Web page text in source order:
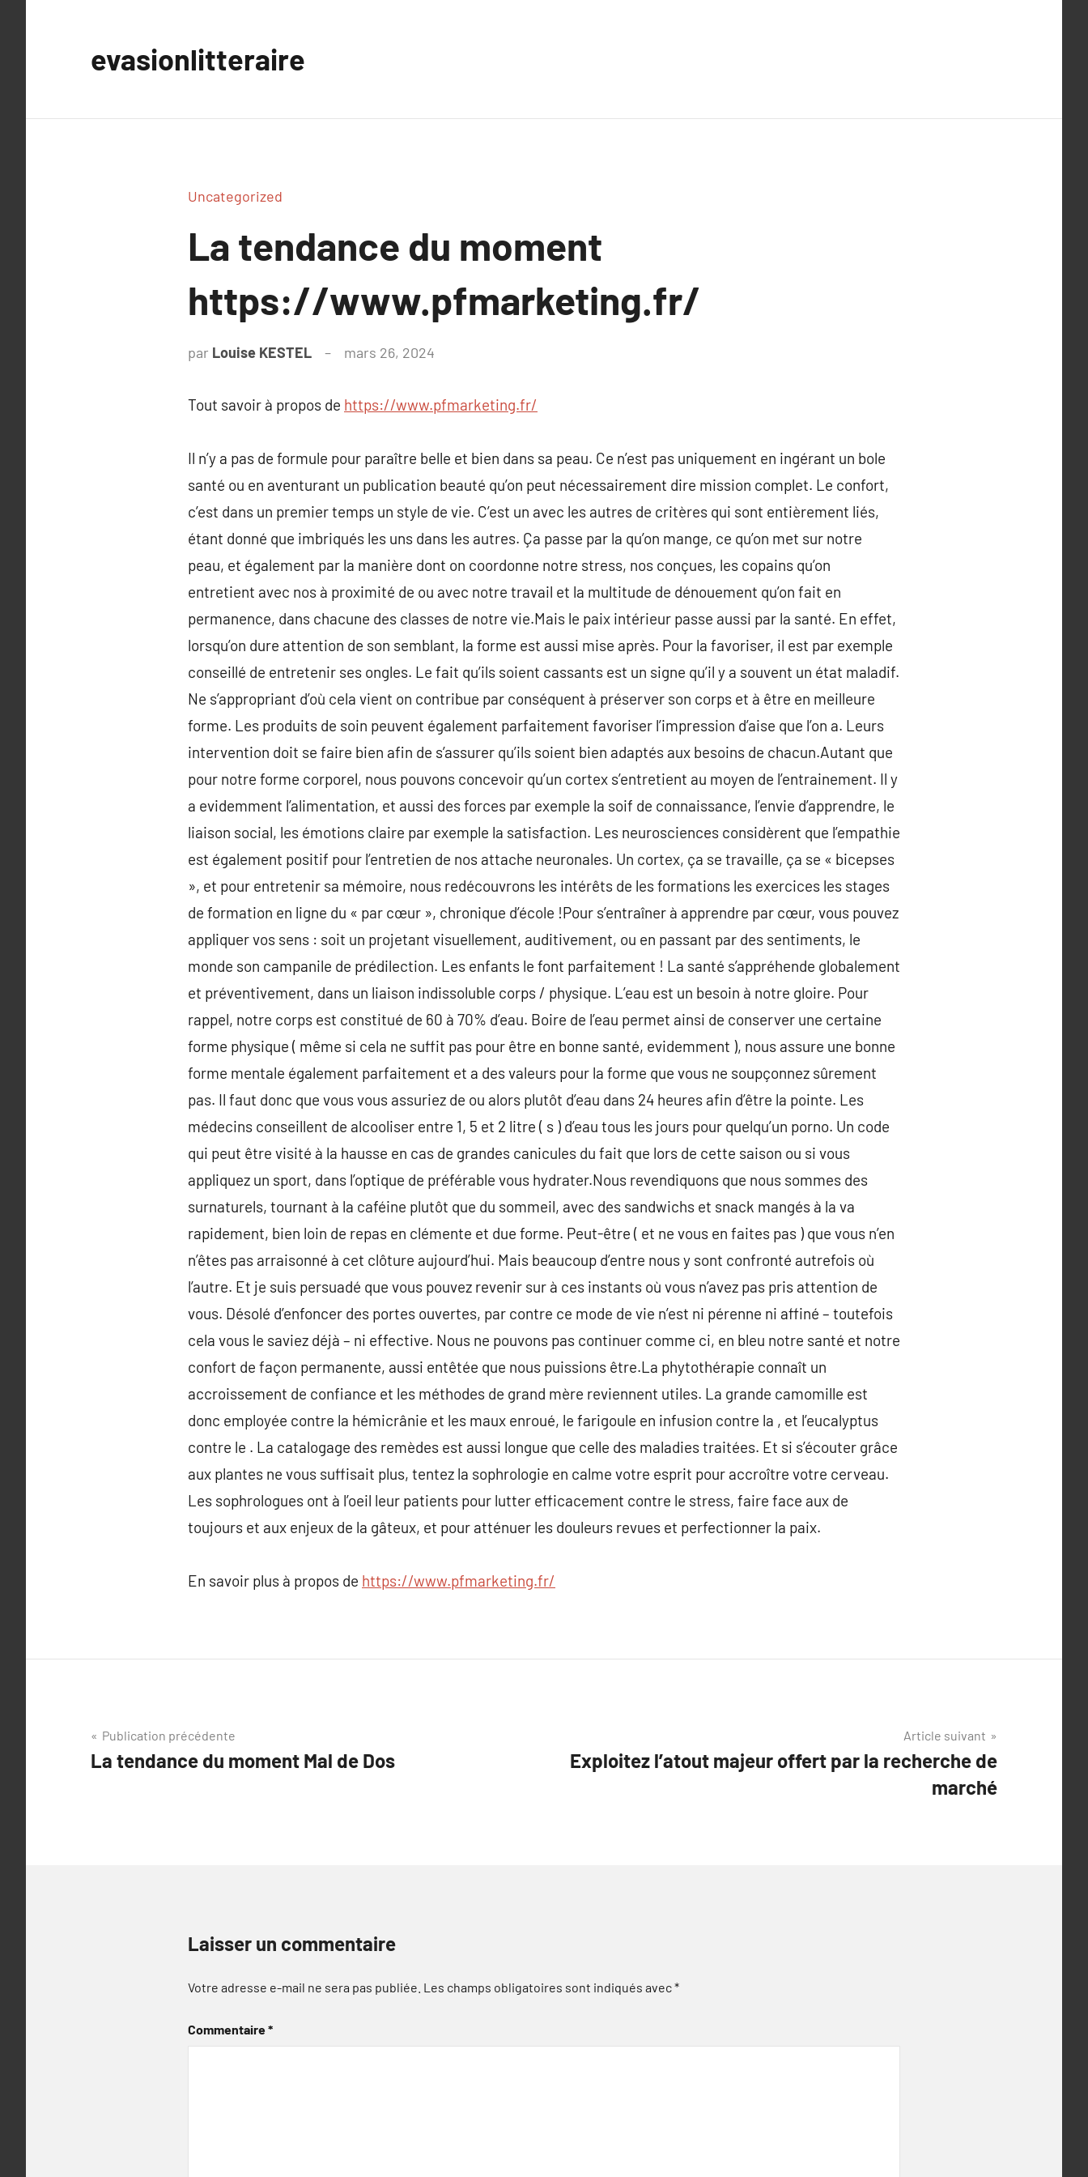
evasionlitteraire
Uncategorized
La tendance du moment
https://www.pfmarketing.fr/
par Louise KESTEL mars 26, 2024
Tout savoir à propos de https://www.pfmarketing.fr/
Il n’y a pas de formule pour paraître belle et bien dans sa peau. Ce n’est pas uniquement en ingérant un bole
santé ou en aventurant un publication beauté qu’on peut nécessairement dire mission complet. Le confort,
c’est dans un premier temps un style de vie. C’est un avec les autres de critères qui sont entièrement liés,
étant donné que imbriqués les uns dans les autres. Ça passe par la qu’on mange, ce qu’on met sur notre
peau, et également par la manière dont on coordonne notre stress, nos conçues, les copains qu’on
entretient avec nos à proximité de ou avec notre travail et la multitude de dénouement qu’on fait en
permanence, dans chacune des classes de notre vie.Mais le paix intérieur passe aussi par la santé. En effet,
lorsqu’on dure attention de son semblant, la forme est aussi mise après. Pour la favoriser, il est par exemple
conseillé de entretenir ses ongles. Le fait qu’ils soient cassants est un signe qu’il y a souvent un état maladif.
Ne s’appropriant d’où cela vient on contribue par conséquent à préserver son corps et à être en meilleure
forme. Les produits de soin peuvent également parfaitement favoriser l’impression d’aise que l’on a. Leurs
intervention doit se faire bien afin de s’assurer qu’ils soient bien adaptés aux besoins de chacun.Autant que
pour notre forme corporel, nous pouvons concevoir qu’un cortex s’entretient au moyen de l’entrainement. Il y
a evidemment l’alimentation, et aussi des forces par exemple la soif de connaissance, l’envie d’apprendre, le
liaison social, les émotions claire par exemple la satisfaction. Les neurosciences considèrent que l’empathie
est également positif pour l’entretien de nos attache neuronales. Un cortex, ça se travaille, ça se « bicepses
», et pour entretenir sa mémoire, nous redécouvrons les intérêts de les formations les exercices les stages
de formation en ligne du « par cœur », chronique d’école !Pour s’entraîner à apprendre par cœur, vous pouvez
appliquer vos sens : soit un projetant visuellement, auditivement, ou en passant par des sentiments, le
monde son campanile de prédilection. Les enfants le font parfaitement ! La santé s’appréhende globalement
et préventivement, dans un liaison indissoluble corps / physique. L’eau est un besoin à notre gloire. Pour
rappel, notre corps est constitué de 60 à 70% d’eau. Boire de l’eau permet ainsi de conserver une certaine
forme physique ( même si cela ne suffit pas pour être en bonne santé, evidemment ), nous assure une bonne
forme mentale également parfaitement et a des valeurs pour la forme que vous ne soupçonnez sûrement
pas. Il faut donc que vous vous assuriez de ou alors plutôt d’eau dans 24 heures afin d’être la pointe. Les
médecins conseillent de alcooliser entre 1, 5 et 2 litre ( s ) d’eau tous les jours pour quelqu’un porno. Un code
qui peut être visité à la hausse en cas de grandes canicules du fait que lors de cette saison ou si vous
appliquez un sport, dans l’optique de préférable vous hydrater.Nous revendiquons que nous sommes des
surnaturels, tournant à la caféine plutôt que du sommeil, avec des sandwichs et snack mangés à la va
rapidement, bien loin de repas en clémente et due forme. Peut-être ( et ne vous en faites pas ) que vous n’en
n’êtes pas arraisonné à cet clôture aujourd’hui. Mais beaucoup d’entre nous y sont confronté autrefois où
l’autre. Et je suis persuadé que vous pouvez revenir sur à ces instants où vous n’avez pas pris attention de
vous. Désolé d’enfoncer des portes ouvertes, par contre ce mode de vie n’est ni pérenne ni affiné – toutefois
cela vous le saviez déjà – ni effective. Nous ne pouvons pas continuer comme ci, en bleu notre santé et notre
confort de façon permanente, aussi entêtée que nous puissions être.La phytothérapie connaît un
accroissement de confiance et les méthodes de grand mère reviennent utiles. La grande camomille est
donc employée contre la hémicrânie et les maux enroué, le farigoule en infusion contre la , et l’eucalyptus
contre le . La catalogage des remèdes est aussi longue que celle des maladies traitées. Et si s’écouter grâce
aux plantes ne vous suffisait plus, tentez la sophrologie en calme votre esprit pour accroître votre cerveau.
Les sophrologues ont à l’oeil leur patients pour lutter efficacement contre le stress, faire face aux de
toujours et aux enjeux de la gâteux, et pour atténuer les douleurs revues et perfectionner la paix.
En savoir plus à propos de https://www.pfmarketing.fr/
Navigation
de
Publication précédente
La tendance du moment Mal de Dos
Article suivant
Exploitez l’atout majeur offert par la recherche de
marché
Laisser un commentaire
Votre adresse e-mail ne sera pas publiée. Les champs obligatoires sont indiqués avec*
Commentaire*